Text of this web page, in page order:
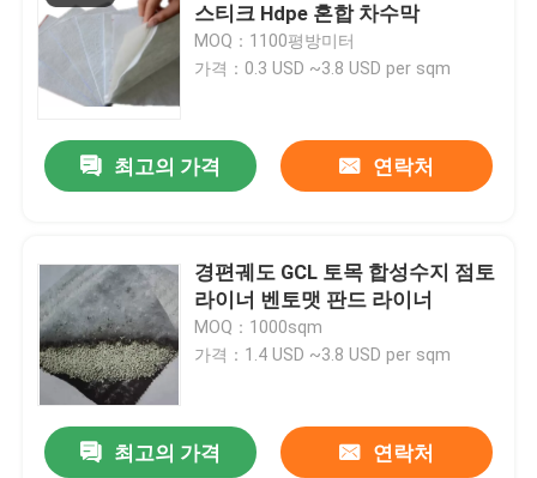
집
스티크 Hdpe 혼합 차수막
MOQ：1100평방미터
가격：0.3 USD ~3.8 USD per sqm
최고의 가격 연락처
경편궤도 GCL 토목 합성수지 점토
라이너 벤토맷 판드 라이너
MOQ：1000sqm
가격：1.4 USD ~3.8 USD per sqm
최고의 가격 연락처